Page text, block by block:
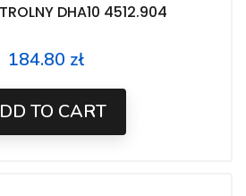
DHA10 4512.904
Price
184.80 zł
TO CART